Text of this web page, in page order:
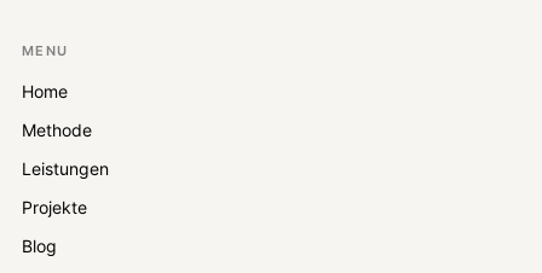
MENU
Home
Methode
Leistungen
Projekte
Blog